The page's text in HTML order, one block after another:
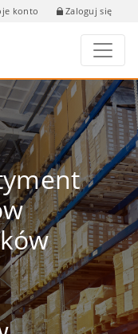
konto Zaloguj się